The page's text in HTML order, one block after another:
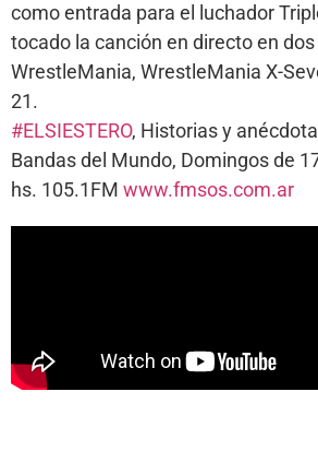
como entrada para el luchador
tocado la canción en directo en
WrestleMania, WrestleMania X-
21.
#ELSIESTERO, Historias y
Bandas del Mundo, Domingos de
hs. 105.1FM www.fmsos.com.ar